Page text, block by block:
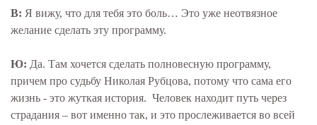
В: Я вижу, что для тебя это боль… Это уже неотвязное
желание сделать эту программу.
Ю: Да. Там хочется сделать полновесную программу,
причем про судьбу Николая Рубцова, потому что сама его
жизнь - это жуткая история. Человек находит путь через
страдания – вот именно так, и это прослеживается во всей